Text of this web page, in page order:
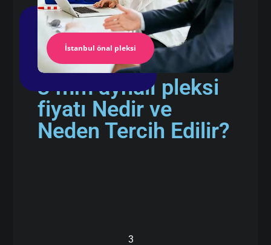
İstanbul önal pleksi
3 mm aynalı pleksi
fiyatı Nedir ve
Neden Tercih Edilir?
3